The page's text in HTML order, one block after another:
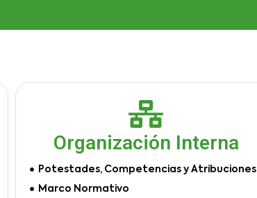
Organización Interna
Potestades, Competencias y Atribuciones
Marco Normativo